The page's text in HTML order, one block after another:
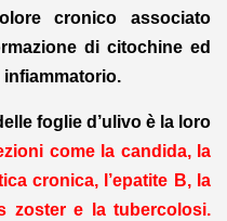
cronico associato
di citochine ed
foglie d’ulivo è la loro
come la candida, la
cronica, l’epatite B, la
zoster e la tubercolosi.